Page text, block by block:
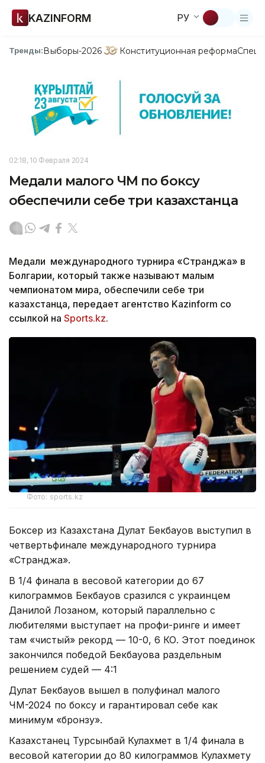
KAZINFORM РУ
Тренды:Выборы-2026 Конституционная реформа
02:18, 10 Февраля 2024
Медали малого ЧМ по боксу
обеспечили себе три казахстанца
Медали международного турнира «Странджа» в
Болгарии, который также называют малым
чемпионатом мира, обеспечили себе три
казахстанца, передает агентство Kazinform со
ссылкой на Sports.kz.
Фото: sports.kz
Боксер из Казахстана Дулат Бекбауов выступил в
четвертьфинале международного турнира
«Странджа».
В 1/4 финала в весовой категории до 67
килограммов Бекбауов сразился с украинцем
Данилой Лозаном, который параллельно с
любителями выступает на профи-ринге и имеет
там «чистый» рекорд — 10-0, 6 КО. Этот поединок
закончился победой Бекбауова раздельным
решением судей — 4:1
Дулат Бекбауов вышел в полуфинал малого
ЧМ-2024 по боксу и гарантировал себе как
минимум «бронзу».
Казахстанец Турсынбай Кулахмет в 1/4 финала в
весовой категории до 80 килограммов Кулахмету